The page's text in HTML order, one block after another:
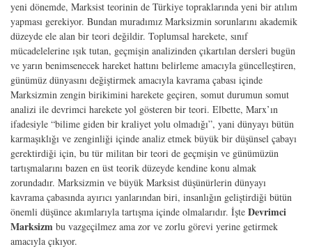
yeni dönemde, Marksist teorinin de Türkiye topraklarında yeni bir atılım
yapması gerekiyor. Bundan muradımız Marksizmin sorunlarını akademik
düzeyde ele alan bir teori değildir. Toplumsal harekete, sınıf
mücadelelerine ışık tutan, geçmişin analizinden çıkartılan dersleri bugün
ve yarın benimsenecek hareket hattını belirleme amacıyla güncelleştiren,
günümüz dünyasını değiştirmek amacıyla kavrama çabası içinde
Marksizmin zengin birikimini harekete geçiren, somut durumun somut
analizi ile devrimci harekete yol gösteren bir teori. Elbette, Marx’ın
ifadesiyle “bilime giden bir kraliyet yolu olmadığı”, yani dünyayı bütün
karmaşıklığı ve zenginliği içinde analiz etmek büyük bir düşünsel çabayı
gerektirdiği için, bu tür militan bir teori de geçmişin ve günümüzün
tartışmalarını bazen en üst teorik düzeyde kendine konu almak
zorundadır. Marksizmin ve büyük Marksist düşünürlerin dünyayı
kavrama çabasında ayırıcı yanlarından biri, insanlığın geliştirdiği bütün
önemli düşünce akımlarıyla tartışma içinde olmalarıdır. İşte Devrimci
Marksizm bu vazgeçilmez ama zor ve zorlu görevi yerine getirmek
amacıyla çıkıyor.